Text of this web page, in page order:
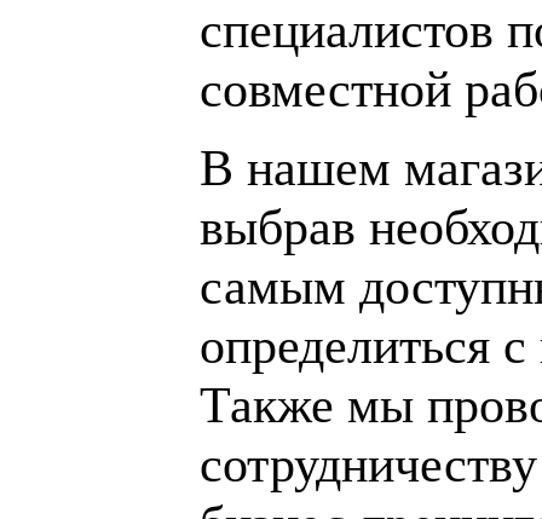
специалистов
совместной
В нашем
выбрав
самым
определиться
Также мы